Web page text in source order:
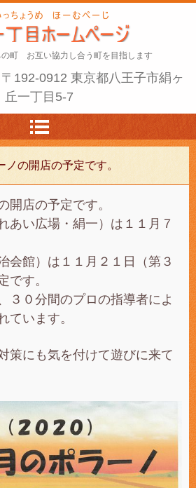
の町 お互い協力し合う町を目指します
〒192-0912 東京都八王子市絹ヶ
丘一丁目5-7
ノの開店の予定です。
開店の予定です。
あい広場・絹一）は１１月７
会館）は１１月２１日（第３
です。
３０分間のプロの指導者によ
ています。
策にも気を付けて遊びに来て